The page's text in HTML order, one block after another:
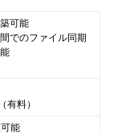
可能
でのファイル同期
有料）
能